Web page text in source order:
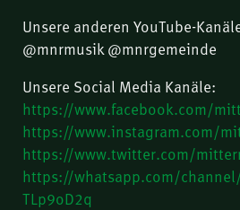
Unsere anderen YouTube-
@mnrmusik @mnrgemeinde
Unsere Social Media Kanäle:
https://www.facebook.com/
https://www.instagram.com/
https://www.twitter.com/
https://whatsapp.com/channel/
TLp9oD2q